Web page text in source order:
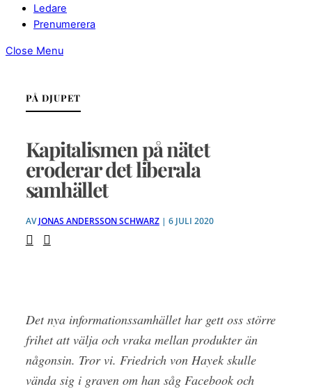
Ledare
Prenumerera
Close Menu
PÅ DJUPET
Kapitalismen på nätet
eroderar det liberala
samhället
AVJONAS ANDERSSON SCHWARZ| 6 JULI 2020
Det nya informationssamhället har gett oss större
frihet att välja och vraka mellan produkter än
någonsin. Tror vi. Friedrich von Hayek skulle
vända sig i graven om han såg Facebook och